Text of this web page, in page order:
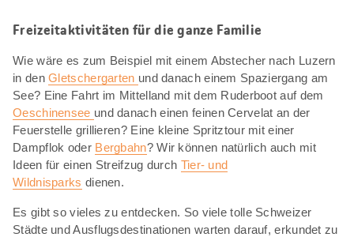
Freizeitaktivitäten für die ganze Familie
Wie wäre es zum Beispiel mit einem Abstecher nach Luzern
in denGletschergarten und danach einem Spaziergang am
See? Eine Fahrt im Mittelland mit dem Ruderboot auf dem
Oeschinensee und danach einen feinen Cervelat an der
Feuerstelle grillieren? Eine kleine Spritztour mit einer
Dampflok oder Bergbahn? Wir können natürlich auch mit
Ideen für einen Streifzug durch Tier- und
Wildnisparks dienen.
Es gibt so vieles zu entdecken. So viele tolle Schweizer
Städte und Ausflugsdestinationen warten darauf, erkundet zu